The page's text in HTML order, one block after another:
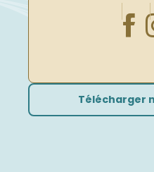
Télécharger